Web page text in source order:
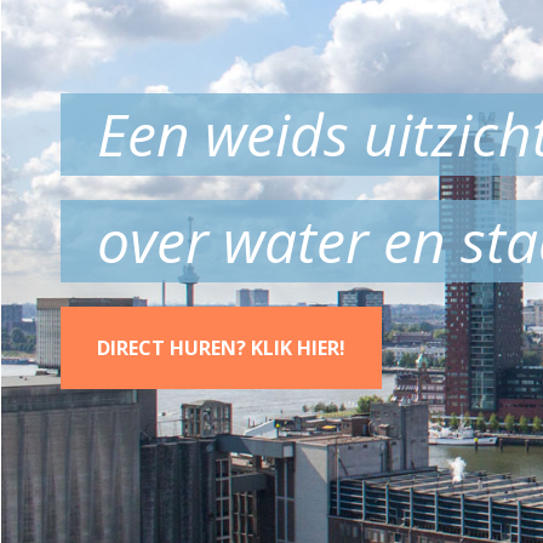
Een weids
over water en
DIRECT HUREN? KLIK HIER!